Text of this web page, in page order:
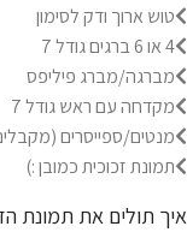
טוש ארוך ודק לסימון
4 או 6 ברגים גודל 7
מברגה/מברג פיליפס
מקדחה עם ראש גודל 7
מנטים/ספייסרים
תמונת זכוכית כמובן :)
איך תולים את תמונת